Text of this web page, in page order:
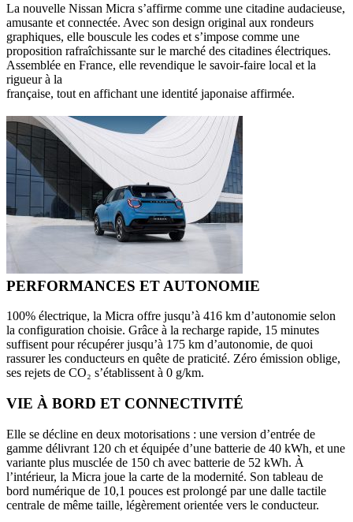
La nouvelle Nissan Micra s’affirme comme une citadine audacieuse,
amusante et connectée. Avec son design original aux rondeurs
graphiques, elle bouscule les codes et s’impose comme une
proposition rafraîchissante sur le marché des citadines électriques.
Assemblée en France, elle revendique le savoir-faire local et la
rigueur à la
française, tout en affichant une identité japonaise affirmée.
PERFORMANCES ET AUTONOMIE
100% électrique, la Micra offre jusqu’à 416 km d’autonomie selon
la configuration choisie. Grâce à la recharge rapide, 15 minutes
suffisent pour récupérer jusqu’à 175 km d’autonomie, de quoi
rassurer les conducteurs en quête de praticité. Zéro émission oblige,
ses rejets de CO₂ s’établissent à 0 g/km.
VIE À BORD ET CONNECTIVITÉ
Elle se décline en deux motorisations : une version d’entrée de
gamme délivrant 120 ch et équipée d’une batterie de 40 kWh, et une
variante plus musclée de 150 ch avec batterie de 52 kWh. À
l’intérieur, la Micra joue la carte de la modernité. Son tableau de
bord numérique de 10,1 pouces est prolongé par une dalle tactile
centrale de même taille, légèrement orientée vers le conducteur.